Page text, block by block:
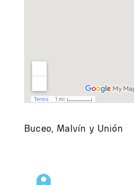
Buceo, Malvín y Unión